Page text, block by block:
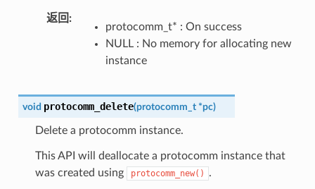
返回
protocomm_t* : On success
NULL : No memory for allocating new
instance
void protocomm_delete(protocomm_t *pc)
Delete a protocomm instance.
This API will deallocate a protocomm instance that
was created using
protocomm_new() .